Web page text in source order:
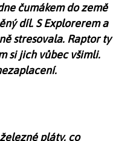
čumákem do země
díl. S Explorerem a
stresovala. Raptor ty
si jich vůbec všimli.
pláty, co